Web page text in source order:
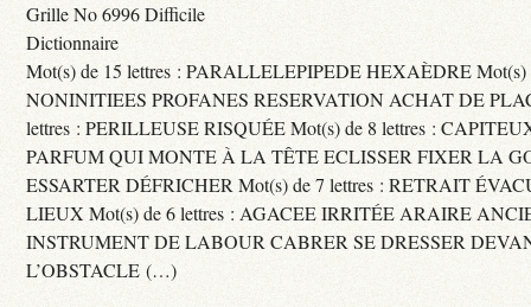
Grille No 6996 Difficile
Dictionnaire
Mot(s) de 15 lettres : PARALLELEPIPEDE HEXAÈDRE Mot(s)
NONINITIEES PROFANES RESERVATION ACHAT DE
lettres : PERILLEUSE RISQUÉE Mot(s) de 8 lettres :
PARFUM QUI MONTE À LA TÊTE ECLISSER FIXER LA
ESSARTER DÉFRICHER Mot(s) de 7 lettres : RETRAIT
LIEUX Mot(s) de 6 lettres : AGACEE IRRITÉE ARAIRE
INSTRUMENT DE LABOUR CABRER SE DRESSER
L’OBSTACLE (…)